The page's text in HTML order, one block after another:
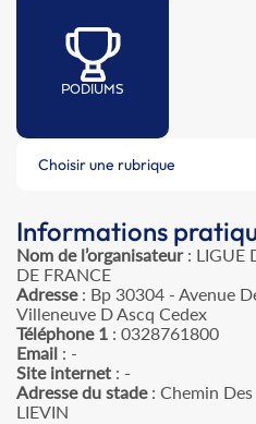
PODIUMS
Choisir une rubrique
Informations
Nom de l’organisateur: LIGUE
DE FRANCE
Adresse: Bp 30304 - Avenue
Villeneuve D Ascq Cedex
Téléphone 1 : 0328761800
Email : -
Site internet : -
Adresse du stade: Chemin
LIEVIN